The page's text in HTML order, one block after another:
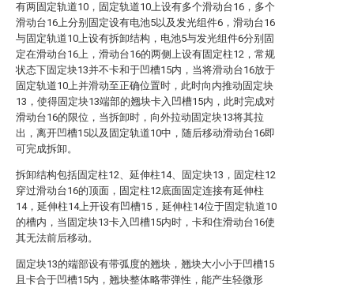
有两固定轨道10，固定轨道10上设有多个滑动台16，多个
滑动台16上分别固定设有电池5以及发光组件6，滑动台16
与固定轨道10上设有拆卸结构，电池5与发光组件6分别固
定在滑动台16上，滑动台16的两侧上设有固定柱12，常规
状态下固定块13并不卡和于凹槽15内，当将滑动台16放于
固定轨道10上并滑动至正确位置时，此时向内推动固定块
13，使得固定块13端部的翘块卡入凹槽15内，此时完成对
滑动台16的限位，当拆卸时，向外拉动固定块13将其拉
出，离开凹槽15以及固定轨道10中，随后移动滑动台16即
可完成拆卸。
拆卸结构包括固定柱12、延伸柱14、固定块13，固定柱12
穿过滑动台16的顶面，固定柱12底面固定连接有延伸柱
14，延伸柱14上开设有凹槽15，延伸柱14位于固定轨道10
的槽内，当固定块13卡入凹槽15内时，卡和住滑动台16使
其无法前后移动。
固定块13的端部设有带弧度的翘块，翘块大小小于凹槽15
且卡合于凹槽15内，翘块整体略带弹性，能产生轻微形